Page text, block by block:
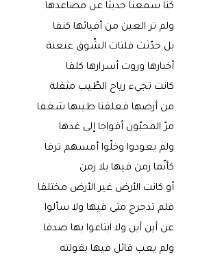
كنّا سمعنا حديثا عن مصاعدها
ولم تر العين من أفيائها كنفا
بل حدّثت فلتات الشّوق عنعنة
أخبارها وروت أسرارها كلفا
كانت تجيء رياح الطّيب مثقلة
من أرضها فعلقنا طيبها شغفا
مرّ المحبّون أفواجا إلى غدها
ولم يعودوا وخلّوا أمسهم ترفا
كأنّما زمن فيها بلا زمن
أو كانت الأرض غير الأرض مختلفا
فلم تدحرج متى فيها ولا سألوا
عن أين أين ولا ابتاعوا بها صدفا
ولم يعب قائل فيها بقولته